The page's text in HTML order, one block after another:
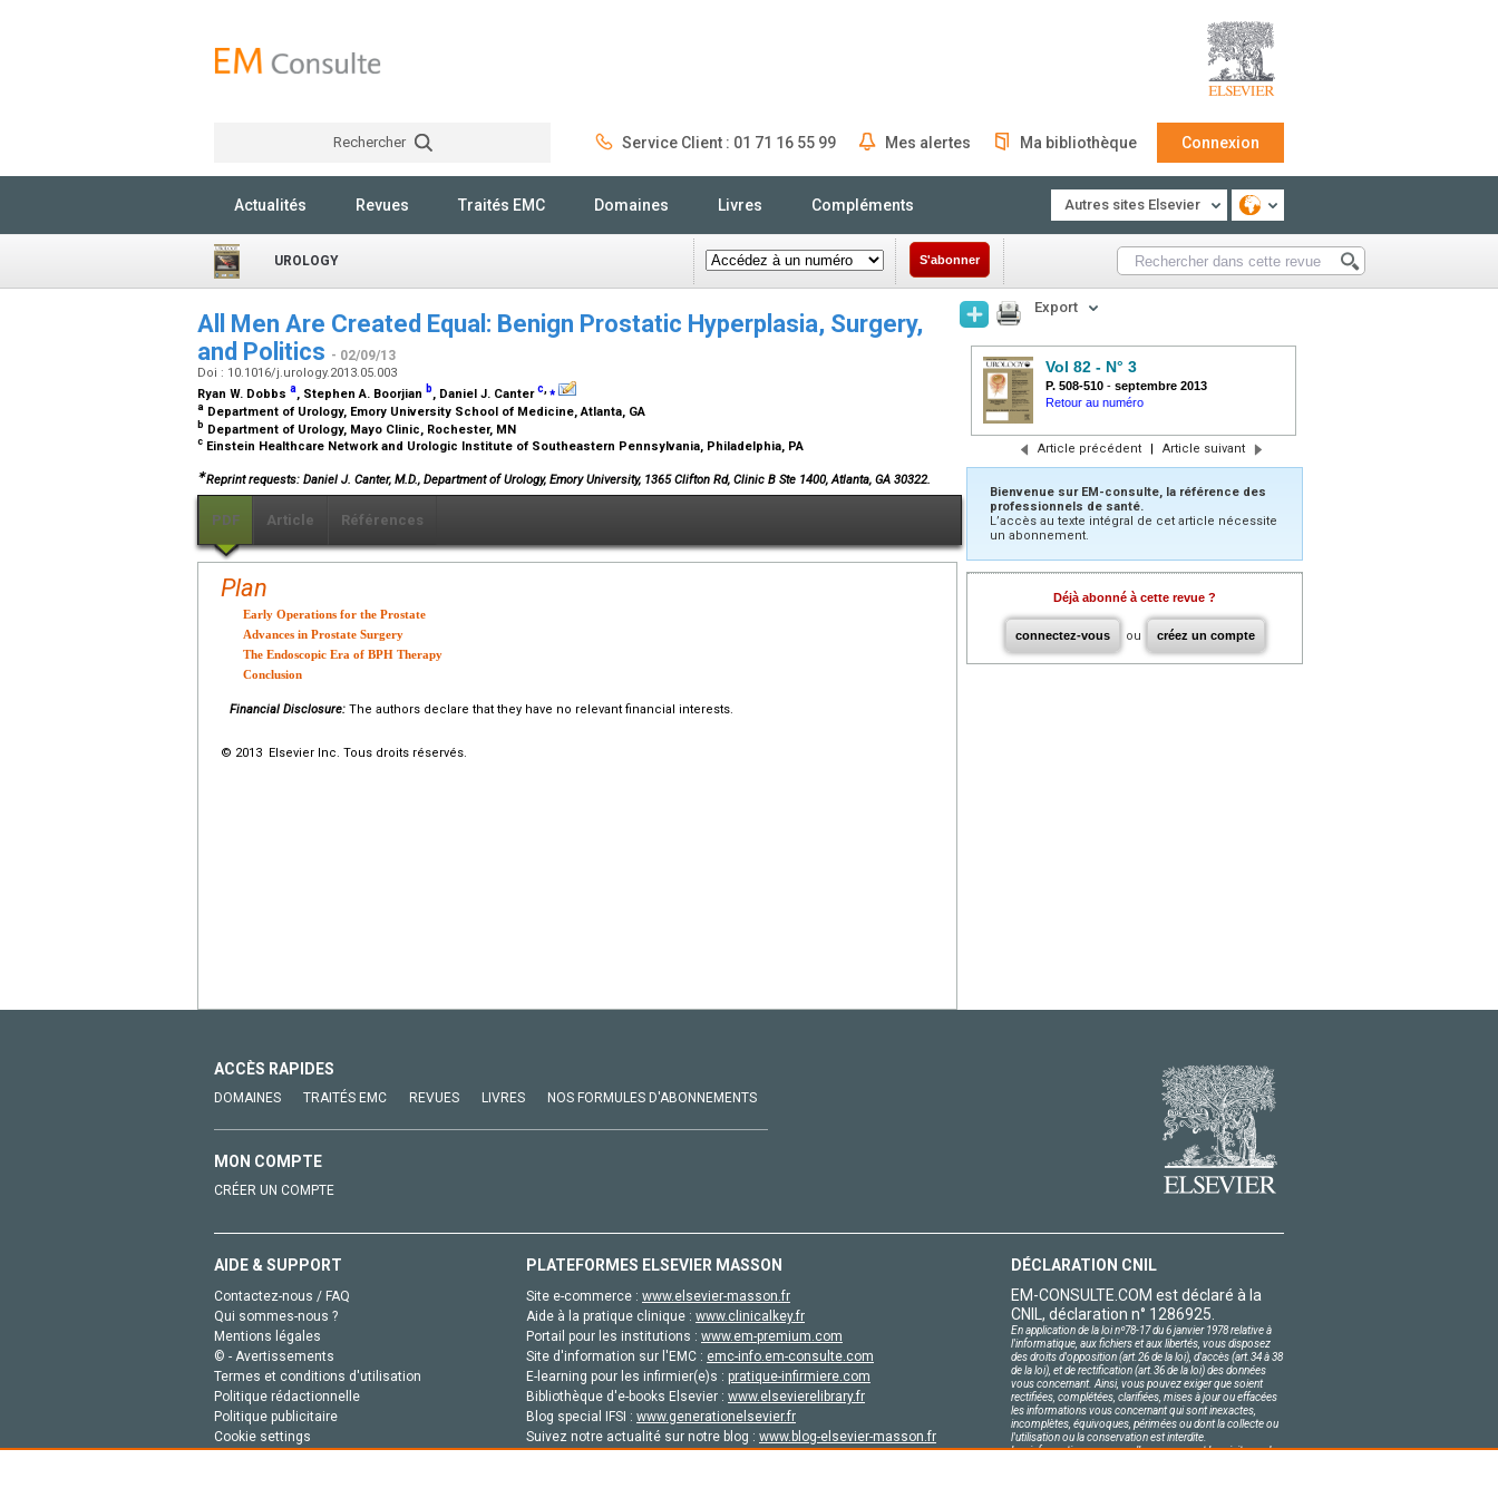
Rechercher Service Client : 01 71 16 55 99 Mes alertes Ma bibliothèque Connexion
Actualités Revues Traités EMC Domaines Livres Compléments Autres sites Elsevier
UROLOGY S'abonner
All Men Are Created Equal: Benign Prostatic Hyperplasia, Surgery,
and Politics - 02/09/13
Doi : 10.1016/j.urology.2013.05.003
Ryan W. Dobbs a, Stephen A. Boorjian b, Daniel J. Canterc,⁎
a Department of Urology, Emory University School of Medicine, Atlanta, GA
b Department of Urology, Mayo Clinic, Rochester, MN
c Einstein Healthcare Network and Urologic Institute of Southeastern Pennsylvania, Philadelphia, PA
∗Reprint requests: Daniel J. Canter, M.D., Department of Urology, Emory University, 1365 Clifton Rd, Clinic B Ste 1400, Atlanta, GA 30322.
PDF Article Références
Plan
Early Operations for the Prostate
Advances in Prostate Surgery
The Endoscopic Era of BPH Therapy
Conclusion
Financial Disclosure: The authors declare that they have no relevant financial interests.
© 2013 Elsevier Inc. Tous droits réservés.
Export
Vol 82 - N° 3
P. 508-510 - septembre 2013
Retour au numéro
Article précédent | Article suivant
Bienvenue sur EM-consulte, la référence des
professionnels de santé.
L’accès au texte intégral de cet article nécessite
un abonnement.
Déjà abonné à cette revue ?
connectez-vous ou créez un compte
ACCÈS RAPIDES
DOMAINES TRAITÉS EMC REVUES LIVRES NOS FORMULES D'ABONNEMENTS
MON COMPTE
CRÉER UN COMPTE
AIDE & SUPPORT
Contactez-nous / FAQ
Qui sommes-nous ?
Mentions légales
© - Avertissements
Termes et conditions d'utilisation
Politique rédactionnelle
Politique publicitaire
Cookie settings
PLATEFORMES ELSEVIER MASSON
Site e-commerce : www.elsevier-masson.fr
Aide à la pratique clinique : www.clinicalkey.fr
Portail pour les institutions : www.em-premium.com
Site d'information sur l'EMC : emc-info.em-consulte.com
E-learning pour les infirmier(e)s : pratique-infirmiere.com
Bibliothèque d'e-books Elsevier : www.elsevierelibrary.fr
Blog special IFSI : www.generationelsevier.fr
Suivez notre actualité sur notre blog : www.blog-elsevier-masson.fr
DÉCLARATION CNIL
EM-CONSULTE.COM est déclaré à la
CNIL, déclaration n° 1286925.
En application de la loi nº78-17 du 6 janvier 1978 relative à
l'informatique, aux fichiers et aux libertés, vous disposez
des droits d'opposition (art.26 de la loi), d'accès (art.34 à 38
de la loi), et de rectification (art.36 de la loi) des données
vous concernant. Ainsi, vous pouvez exiger que soient
rectifiées, complétées, clarifiées, mises à jour ou effacées
les informations vous concernant qui sont inexactes,
incomplètes, équivoques, périmées ou dont la collecte ou
l'utilisation ou la conservation est interdite.
Les informations personnelles concernant les visiteurs de